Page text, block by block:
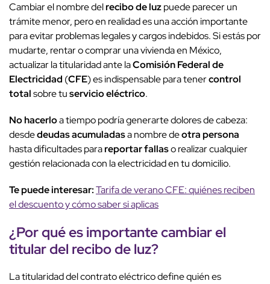
Cambiar el nombre delrecibo de luzpuede parecer un
trámite menor, pero en realidad es una acción importante
para evitar problemas legales y cargos indebidos. Si estás por
mudarte, rentar o comprar una vivienda en México,
actualizar la titularidad ante laComisión Federal de
Electricidad (CFE) es indispensable para tenercontrol
totalsobre tuservicio eléctrico.
No hacerloa tiempo podría generarte dolores de cabeza:
desdedeudas acumuladasa nombre deotra persona
hasta dificultades parareportar fallaso realizar cualquier
gestión relacionada con la electricidad en tu domicilio.
Te puede interesar:Tarifa de verano CFE: quiénes reciben
el descuento y cómo saber si aplicas
¿Por qué es importante cambiar el
titular del recibo de luz?
La titularidad del contrato eléctrico define quién es